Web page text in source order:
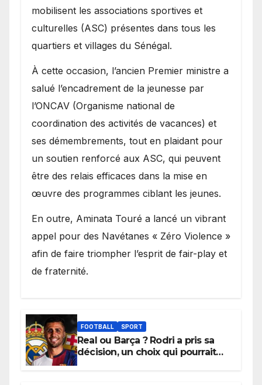
mobilisent les associations sportives et
culturelles (ASC) présentes dans tous les
quartiers et villages du Sénégal.
​À cette occasion, l’ancien Premier ministre a
salué l’encadrement de la jeunesse par
l’ONCAV (Organisme national de
coordination des activités de vacances) et
ses démembrements, tout en plaidant pour
un soutien renforcé aux ASC, qui peuvent
être des relais efficaces dans la mise en
œuvre des programmes ciblant les jeunes.
​En outre, Aminata Touré a lancé un vibrant
appel pour des Navétanes « Zéro Violence »
afin de faire triompher l’esprit de fair-play et
de fraternité.
FOOTBALL SPORT
Real ou Barça ? Rodri a pris sa
décision, un choix qui pourrait